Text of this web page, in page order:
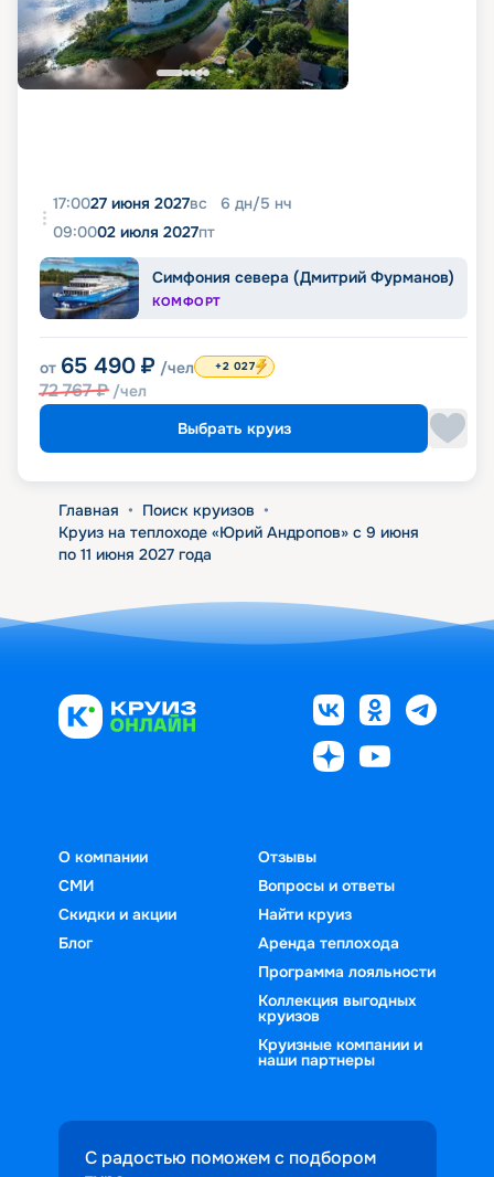
17:0027 июня 2027вс 6 дн/5 нч
09:0002 июля 2027пт
Симфония севера (Дмитрий Фурманов)
КОМФОРТ
от 65 490 ₽ /чел
72 767₽ /чел
+2 027
Выбрать круиз
Главная • Поиск круизов •
Круиз на теплоходе «Юрий Андропов» с 9 июня
по 11 июня 2027 года
О компании
СМИ
Скидки и акции
Блог
Отзывы
Вопросы и ответы
Найти круиз
Аренда теплохода
Программа лояльности
Коллекция выгодных
круизов
Круизные компании и
наши партнеры
С радостью поможем с подбором